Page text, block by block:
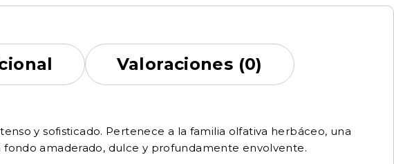
Valoraciones (0)
y sofisticado. Pertenece a la familia olfativa herbáceo, una
amaderado, dulce y profundamente envolvente.